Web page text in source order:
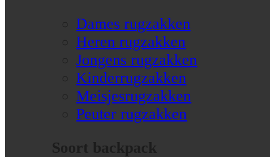
Dames rugzakken
Heren rugzakken
Jongens rugzakken
Kinderrugzakken
Meisjesrugzakken
Peuter rugzakken
Soort backpack